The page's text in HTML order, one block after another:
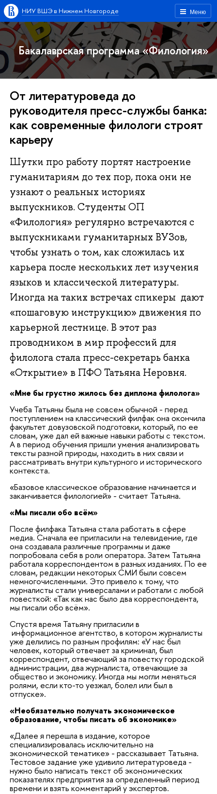
Меню
НИУ ВШЭ в Нижнем Новгороде
Бакалаврская программа «Филология»
От литературоведа до
руководителя пресс-службы банка:
как современные филологи строят
карьеру
Шутки про работу портят настроение
гуманитариям до тех пор, пока они не
узнают о реальных историях
выпускников. Студенты ОП
«Филология» регулярно встречаются с
выпускниками гуманитарных ВУЗов,
чтобы узнать о том, как сложилась их
карьера после нескольких лет изучения
языков и классической литературы.
Иногда на таких встречах спикеры дают
«пошаговую инструкцию» движения по
карьерной лестнице. В этот раз
проводником в мир профессий для
филолога стала пресс-секретарь банка
«Открытие» в ПФО Татьяна Неровня.
«Мне бы грустно жилось без диплома филолога»
Учеба Татьяны была не совсем обычной - перед
поступлением на классический филфак она окончила
факультет довузовской подготовки, который, по ее
словам, уже дал ей важные навыки работы с текстом.
А в период обучения пришли умения анализировать
тексты разной природы, находить в них связи и
рассматривать внутри культурного и исторического
контекста.
«Базовое классическое образование начинается и
заканчивается филологией» - считает Татьяна.
«Мы писали обо всём»
После филфака Татьяна стала работать в сфере
медиа. Сначала ее пригласили на телевидение, где
она создавала различные программы и даже
попробовала себя в роли оператора. Затем Татьяна
работала корреспондентом в разных изданиях. По ее
словам, редакции некоторых СМИ были совсем
немногочисленными. Это привело к тому, что
журналисты стали универсалами и работали с любой
повесткой: «Так как нас было два корреспондента,
мы писали обо всём».
Спустя время Татьяну пригласили в
информационное агентство, в котором журналисты
уже делились по разным профилям: «У нас был
человек, который отвечает за криминал, был
корреспондент, отвечающий за повестку городской
администрации, два журналиста, отвечающие за
общество и экономику. Иногда мы могли меняться
ролями, если кто-то уезжал, болел или был в
отпуске».
«Необязательно получать экономическое
образование, чтобы писать об экономике»
«Далее я перешла в издание, которое
специализировалась исключительно на
экономической тематике» - рассказывает Татьяна.
Тестовое задание уже удивило литературоведа -
нужно было написать текст об экономических
показателях предприятия за определенный период
времени и взять комментарий у экспертов.